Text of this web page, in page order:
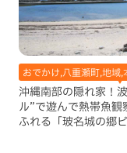
おでかけ,八重瀬町,地域,
沖縄南部の隠れ家！
ル”で遊んで熱帯魚観
ふれる「玻名城の郷